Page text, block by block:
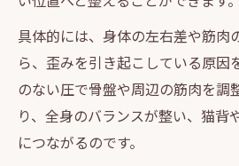
具体的には、身体の左右差や筋肉
ら、歪みを引き起こしている原因
のない圧で骨盤や周辺の筋肉を調
り、全身のバランスが整い、猫背
につながるのです。